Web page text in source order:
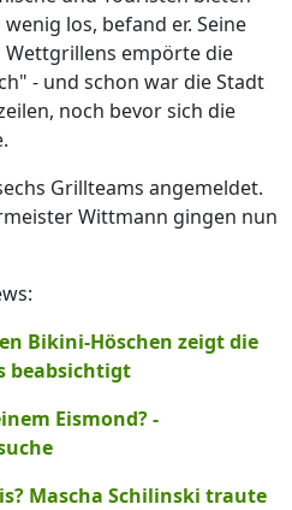
los, befand er. Seine
empörte die
- und schon war die Stadt
noch bevor sich die
Grillteams angemeldet.
Wittmann gingen nun
Bikini-Höschen zeigt die
beabsichtigt
Eismond? -
Mascha Schilinski traute